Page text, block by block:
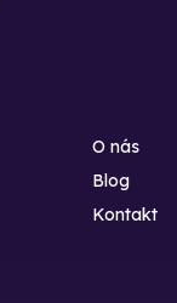
O nás
Blog
Kontakt